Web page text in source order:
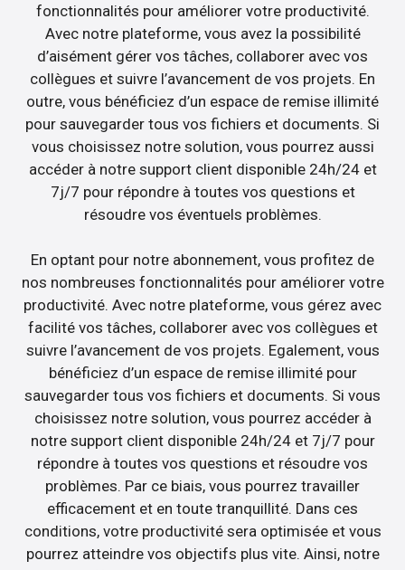
fonctionnalités pour améliorer votre productivité.
Avec notre plateforme, vous avez la possibilité
d’aisément gérer vos tâches, collaborer avec vos
collègues et suivre l’avancement de vos projets. En
outre, vous bénéficiez d’un espace de remise illimité
pour sauvegarder tous vos fichiers et documents. Si
vous choisissez notre solution, vous pourrez aussi
accéder à notre support client disponible 24h/24 et
7j/7 pour répondre à toutes vos questions et
résoudre vos éventuels problèmes.
En optant pour notre abonnement, vous profitez de
nos nombreuses fonctionnalités pour améliorer votre
productivité. Avec notre plateforme, vous gérez avec
facilité vos tâches, collaborer avec vos collègues et
suivre l’avancement de vos projets. Egalement, vous
bénéficiez d’un espace de remise illimité pour
sauvegarder tous vos fichiers et documents. Si vous
choisissez notre solution, vous pourrez accéder à
notre support client disponible 24h/24 et 7j/7 pour
répondre à toutes vos questions et résoudre vos
problèmes. Par ce biais, vous pourrez travailler
efficacement et en toute tranquillité. Dans ces
conditions, votre productivité sera optimisée et vous
pourrez atteindre vos objectifs plus vite. Ainsi, notre